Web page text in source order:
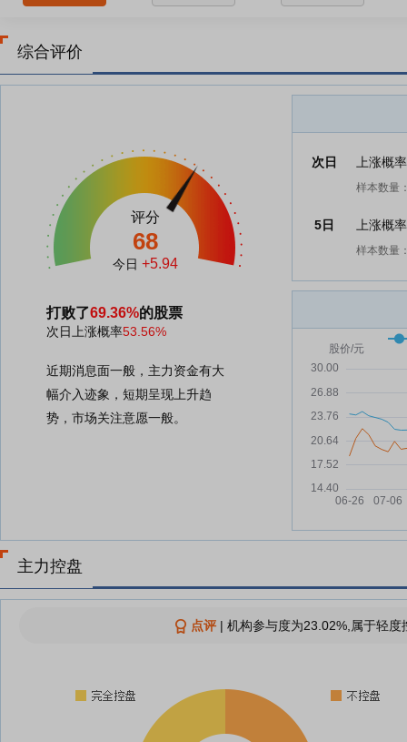
综合评价
评分
68
今日 +5.94
打败了69.36%的股票
次日上涨概率53.56%
近期消息面一般，主力资金有大
幅介入迹象，短期呈现上升趋
势，市场关注意愿一般。
次日 上涨概
样本数量
5日 上涨概
样本数量
主力控盘
点评| 机构参与度为23.02%,属于轻